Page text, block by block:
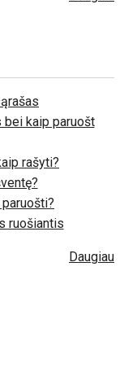
kaip paruošt
rašyti?
ruošiantis
Daugiau